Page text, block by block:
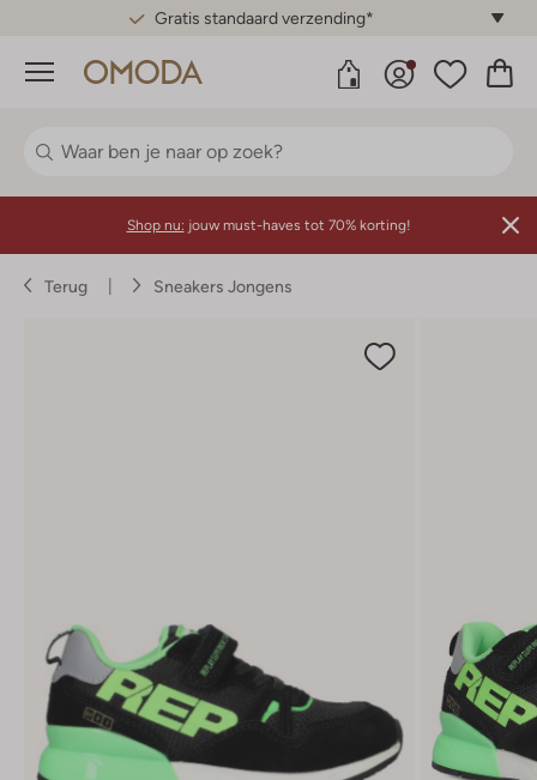
Gratis standaard verzending*
Menu
Shop nu: jouw must-haves tot 70% korting!
Terug Sneakers Jongens